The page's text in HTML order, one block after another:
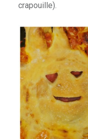
crapouille).